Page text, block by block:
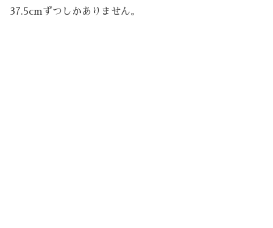
37.5cmずつしかありません。